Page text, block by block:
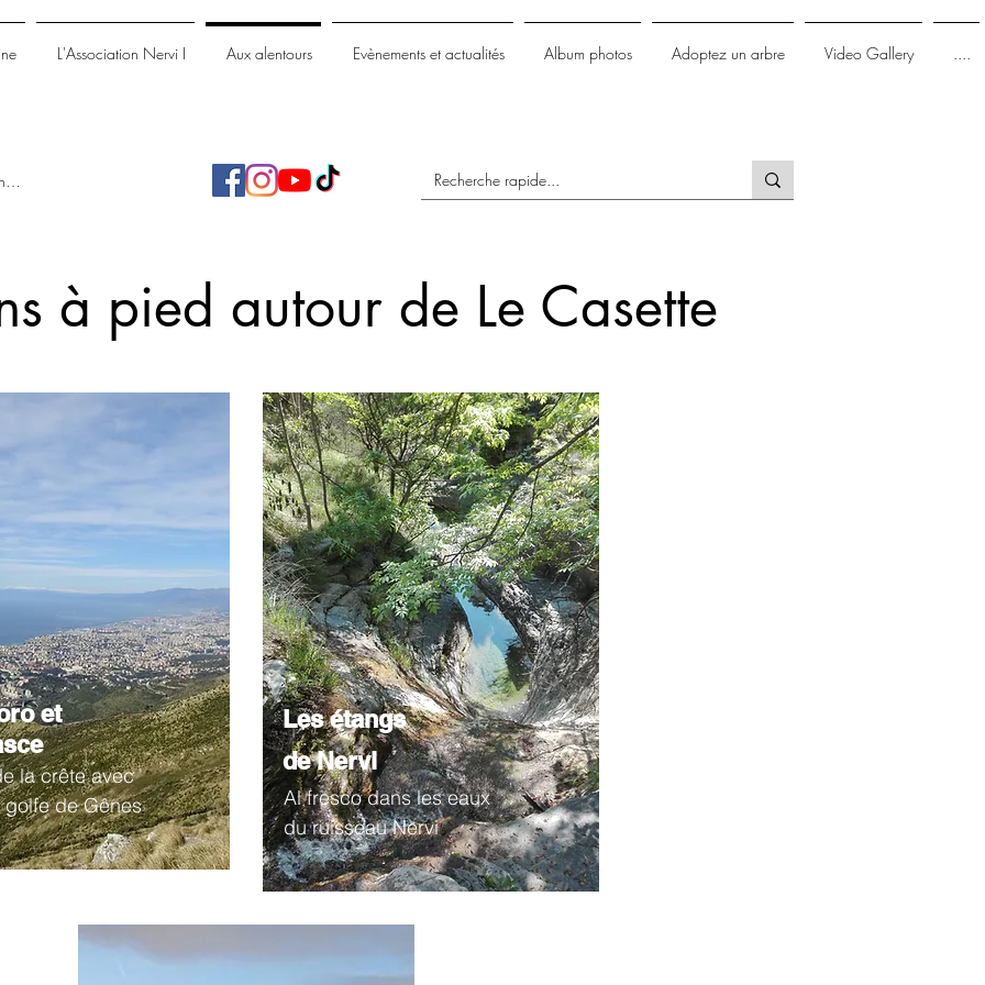
L'Association Nervi I Aux alentours Evènements et actualités Album photos Adoptez un arbre Video Gallery ....
à pied autour de Le Casette
et
la crête avec
golfe de Gênes
Les étangs
de Nervi
Al fresco dans les eaux
du ruisseau Nervi